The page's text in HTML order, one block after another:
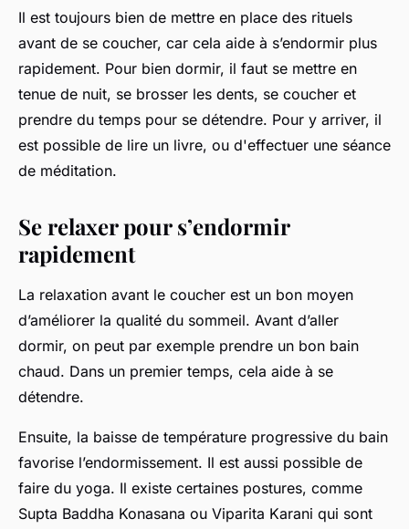
Il est toujours bien de mettre en place des rituels
avant de se coucher, car cela aide à s’endormir plus
rapidement. Pour bien dormir, il faut se mettre en
tenue de nuit, se brosser les dents, se coucher et
prendre du temps pour se détendre. Pour y arriver, il
est possible de lire un livre, ou d'effectuer une séance
de méditation.
Se relaxer pour s’endormir
rapidement
La relaxation avant le coucher est un bon moyen
d’améliorer la qualité du sommeil. Avant d’aller
dormir, on peut par exemple prendre un bon bain
chaud. Dans un premier temps, cela aide à se
détendre.
Ensuite, la baisse de température progressive du bain
favorise l’endormissement. Il est aussi possible de
faire du yoga. Il existe certaines postures, comme
Supta Baddha Konasana ou Viparita Karani qui sont